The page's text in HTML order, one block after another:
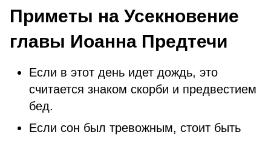
Приметы на Усекновение
главы Иоанна Предтечи
Если в этот день идет дождь, это
считается знаком скорби и предвестием
бед.
Если сон был тревожным, стоит быть